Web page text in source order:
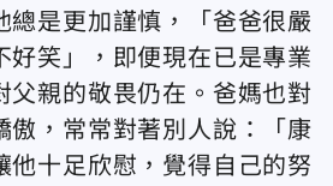
總是更加謹慎，「爸爸很嚴
好笑」，即便現在已是專業
父親的敬畏仍在。爸媽也對
傲，常常對著別人說：「康
他十足欣慰，覺得自己的努